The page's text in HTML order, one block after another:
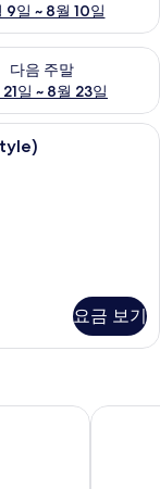
9일 ~ 8월 10일
16일
다음 주말
일 ~ 8월 23일
약 가능 여부 확인
(Main Building,
요금 보기
센트럴